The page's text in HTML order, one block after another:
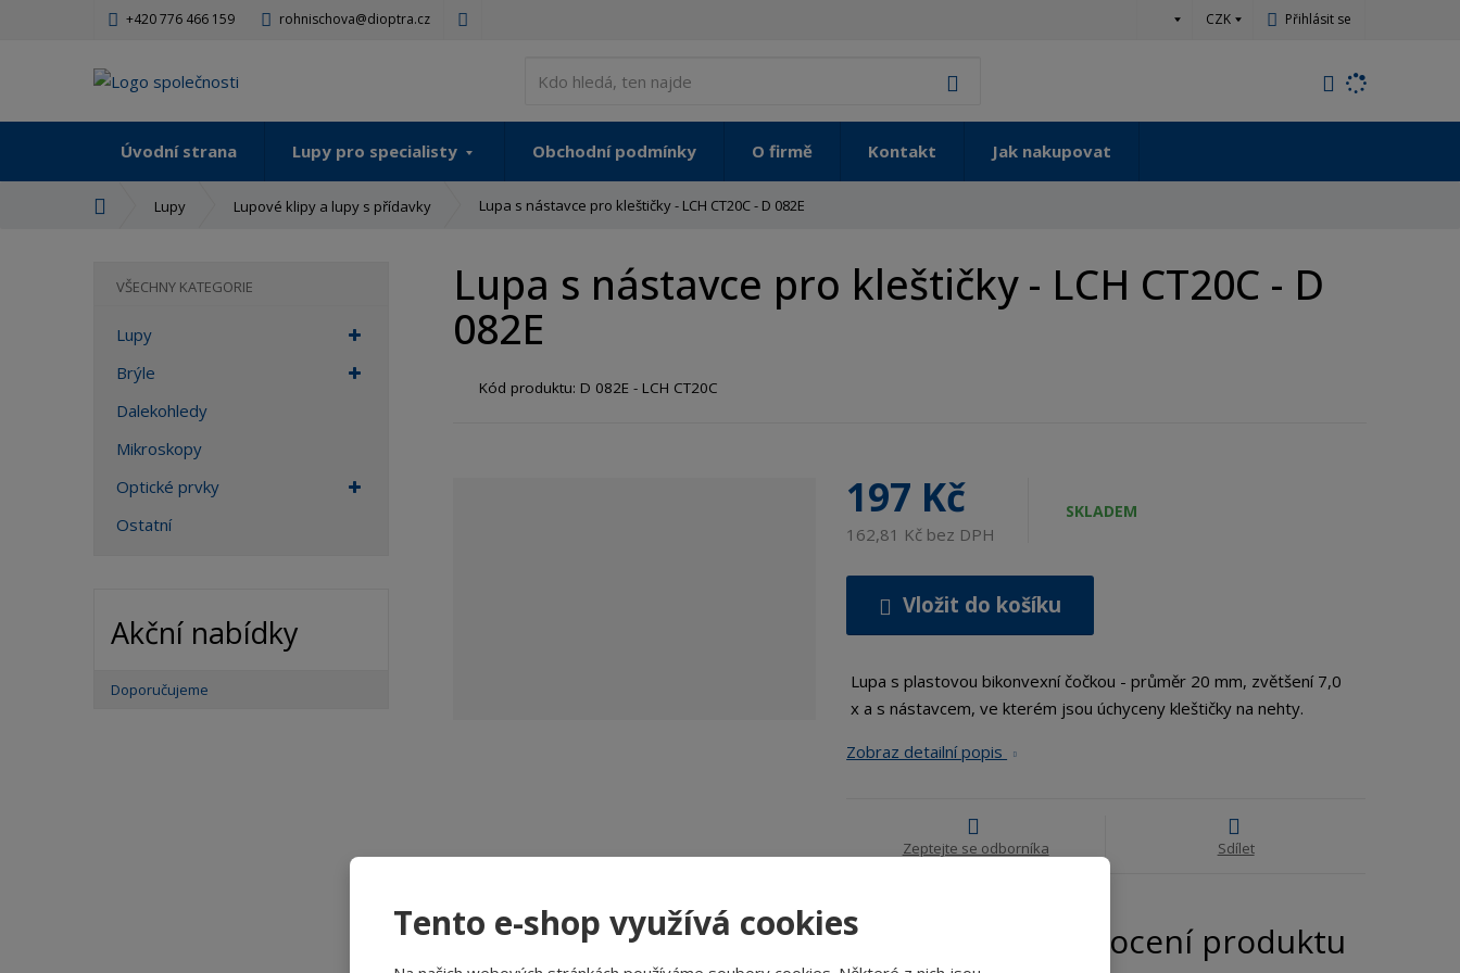
Tento e-shop využívá cookies
+420 776 466 159 rohnischova@dioptra.cz
c
CZK Přihlásit se
e
t
e
Úvodní strana Lupy pro specialisty Obchodní podmínky O firmě Kontakt Jak nakupovat
Lupy Lupové klipy a lupy s přídavky Lupa s nástavce pro kleštičky - LCH CT20C - D 082E
Lupa s nástavce pro kleštičky - LCH CT20C - D
082E
Kód produktu: D 082E - LCH CT20C
197 Kč
162,81 Kč bez DPH
SKLADEM
Vložit do košíku
Lupa s plastovou bikonvexní čočkou - průměr 20 mm, zvětšení 7,0
x a s nástavcem, ve kterém jsou úchyceny kleštičky na nehty.
Zobraz detailní popis
Zeptejte se odborníka Sdílet
Detailní popis Hodnocení produktu
VŠECHNY KATEGORIE
Lupy
Brýle
Dalekohledy
Mikroskopy
Optické prvky
Ostatní
Akční nabídky
Doporučujeme